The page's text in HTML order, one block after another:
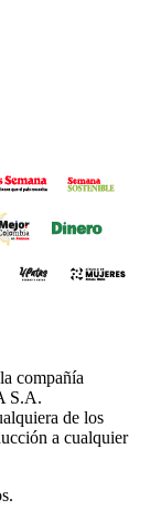
compañía
S.A.
de los
a cualquier